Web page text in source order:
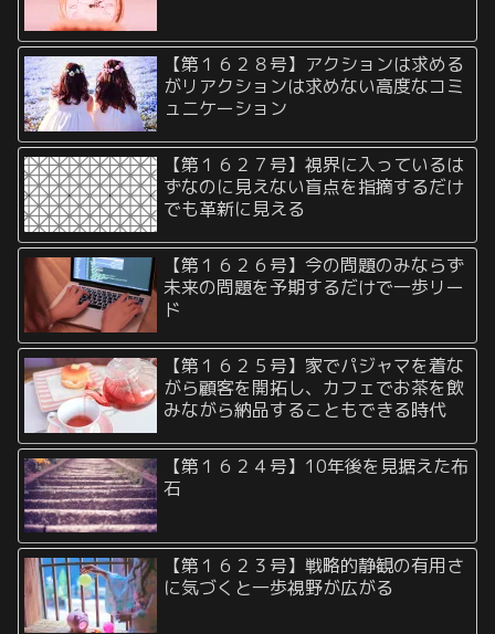
【第１６２８号】アクションは求める
がリアクションは求めない高度なコミ
ュニケーション
【第１６２７号】視界に入っているは
ずなのに見えない盲点を指摘するだけ
でも革新に見える
【第１６２６号】今の問題のみならず
未来の問題を予期するだけで一歩リー
ド
【第１６２５号】家でパジャマを着な
がら顧客を開拓し、カフェでお茶を飲
みながら納品することもできる時代
【第１６２４号】10年後を見据えた布
石
【第１６２３号】戦略的静観の有用さ
に気づくと一歩視野が広がる